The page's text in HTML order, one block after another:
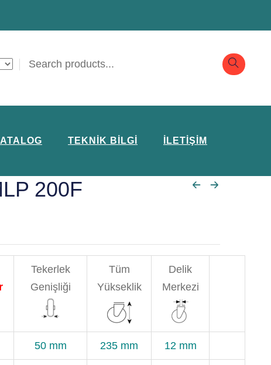
TEKNIK BILGI İLETIŞIM
200F
Tekerlek
Genişliği
Tüm
Yükseklik
Delik
Merkezi
50 mm 235 mm 12 mm